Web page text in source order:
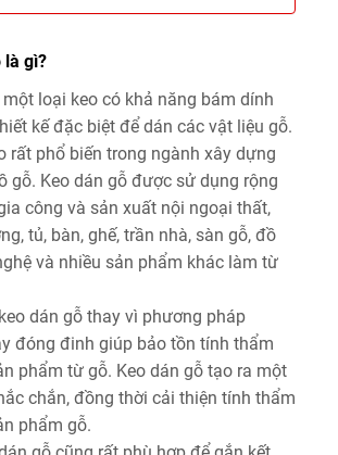
là gì?
loại keo có khả năng bám dính
kế đặc biệt để dán các vật liệu gỗ.
rất phổ biến trong ngành xây dựng
gỗ. Keo dán gỗ được sử dụng rộng
công và sản xuất nội ngoại thất,
tủ, bàn, ghế, trần nhà, sàn gỗ, đồ
và nhiều sản phẩm khác làm từ
dán gỗ thay vì phương pháp
đóng đinh giúp bảo tồn tính thẩm
phẩm từ gỗ. Keo dán gỗ tạo ra một
chắn, đồng thời cải thiện tính thẩm
phẩm gỗ.